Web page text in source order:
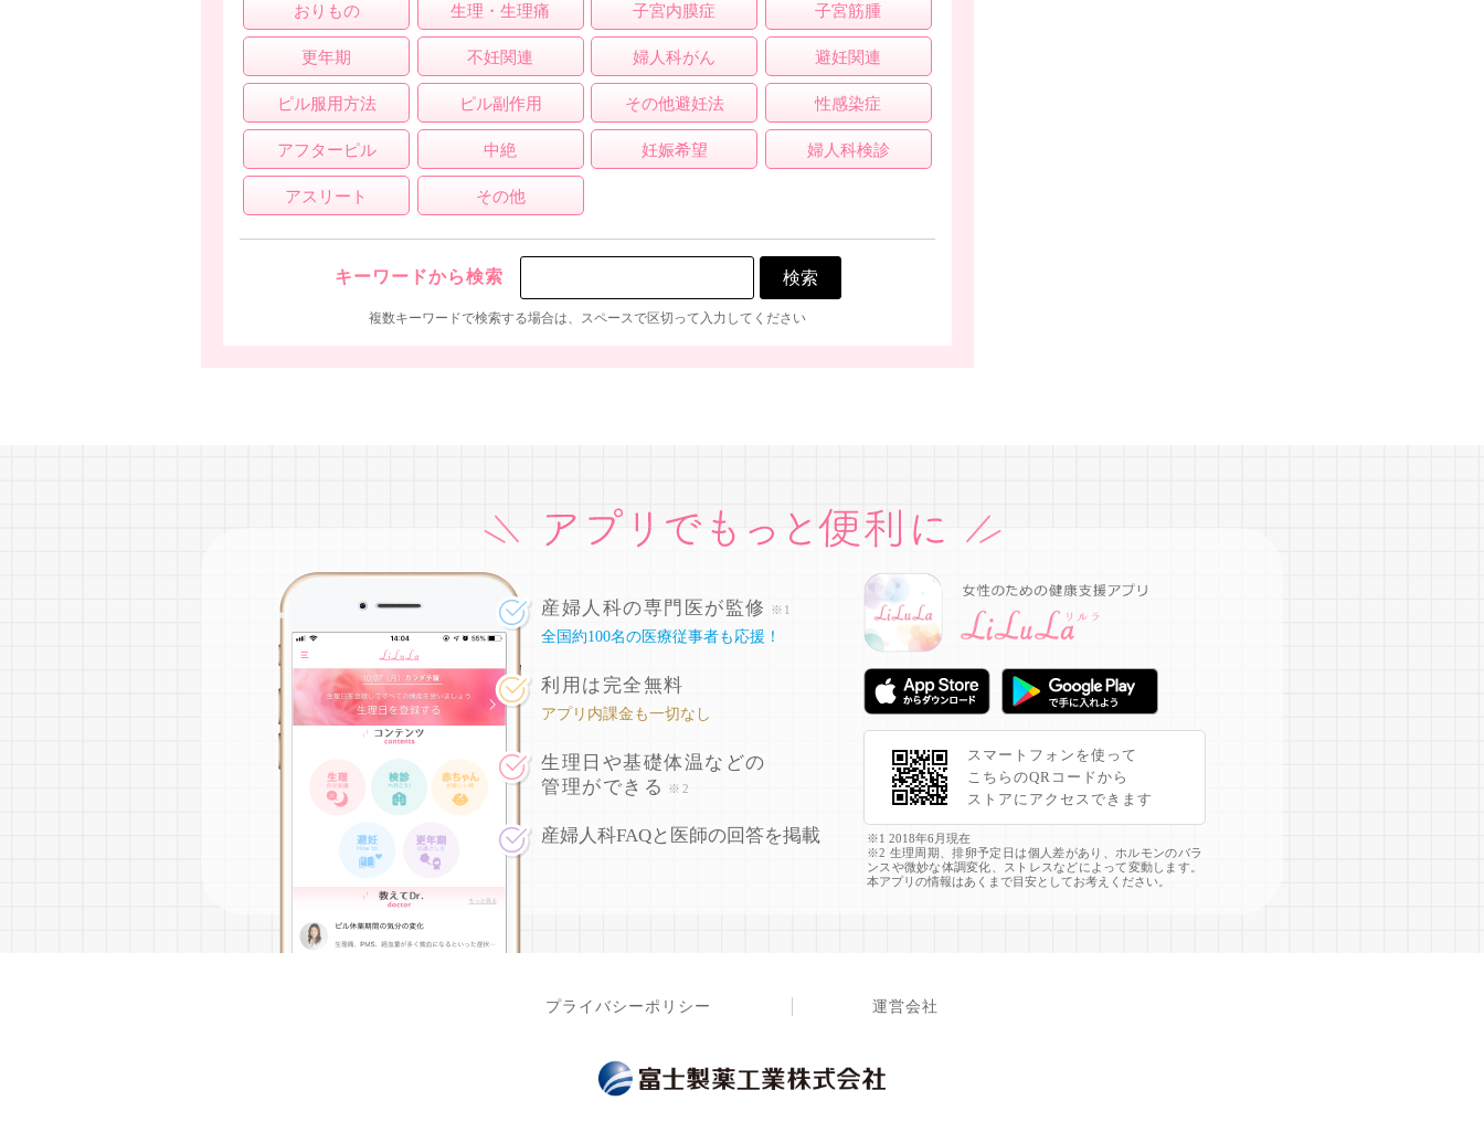
おりもの 生理・生理痛 子宮内膜症 子宮筋腫
更年期 不妊関連 婦人科がん 避妊関連
ピル服用方法 ピル副作用 その他避妊法 性感染症
アフターピル 中絶 妊娠希望 婦人科検診
アスリート その他
キーワードから検索
複数キーワードで検索する場合は、スペースで区切って入力してください
産婦人科の専門医が監修 ※1
全国約100名の医療従事者も応援！
利用は完全無料
アプリ内課金も一切なし
生理日や基礎体温などの
管理ができる
※2
産婦人科FAQと医師の回答を掲載
スマートフォンを使って
こちらのQRコードから
ストアにアクセスできます
※1 2018年6月現在
※2 生理周期、排卵予定日は個人差があり、ホルモンのバラ
ンスや微妙な体調変化、ストレスなどによって変動します。
本アプリの情報はあくまで目安としてお考えください。
プライバシーポリシー 運営会社